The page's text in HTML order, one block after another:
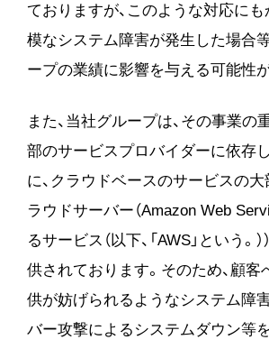
ておりますが、このような対応に
模なシステム障害が発生した場合
ープの業績に影響を与える可能性が
また、当社グループは、その事業の
部のサービスプロバイダーに依存
に、クラウドベースのサービスの大
ラウドサーバー（Amazon Web
るサービス（以下、「AWS」という。
供されております。そのため、顧客
供が妨げられるようなシステム障
バー攻撃によるシステムダウン等